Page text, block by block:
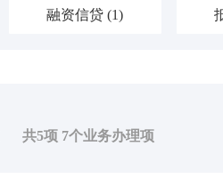
融资信贷(1)
共5项 7个业务办理项